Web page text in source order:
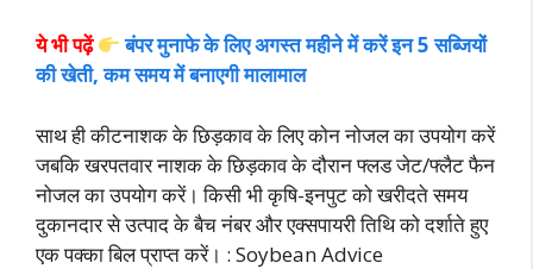
ये भी पढ़ें
बंपर मुनाफे के लिए अगस्त महीने में करें इन 5 सब्जियों
की खेती, कम समय में बनाएगी मालामाल
साथ ही कीटनाशक के छिड़काव के लिए कोन नोजल का उपयोग करें
जबकि खरपतवार नाशक के छिड़काव के दौरान फ्लड जेट/फ्लैट फैन
नोजल का उपयोग करें। किसी भी कृषि-इनपुट को खरीदते समय
दुकानदार से उत्पाद के बैच नंबर और एक्सपायरी तिथि को दर्शाते हुए
एक पक्का बिल प्राप्त करें। : Soybean Advice